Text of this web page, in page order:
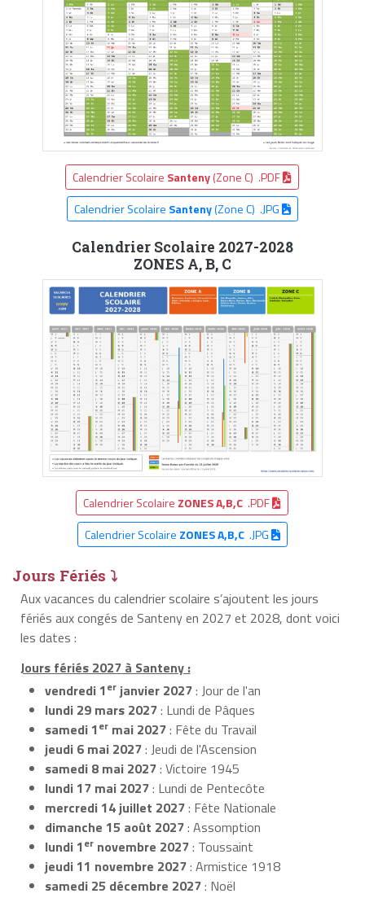
Calendrier Scolaire Santeny(Zone C) .PDF
Calendrier Scolaire Santeny(Zone C) .JPG
Calendrier Scolaire 2027-2028
ZONES A, B, C
Calendrier Scolaire ZONES A,B,C .PDF
Calendrier Scolaire ZONES A,B,C.JPG
Jours Fériés ⤵
Aux vacances du calendrier scolaire s’ajoutent les jours
fériés aux congés de Santeny en 2027 et 2028, dont voici
les dates :
Jours fériés 2027 à Santeny :
vendredi 1er janvier 2027: Jour de l'an
lundi 29 mars 2027: Lundi de Pâques
samedi 1er mai 2027: Fête du Travail
jeudi 6 mai 2027: Jeudi de l'Ascension
samedi 8 mai 2027: Victoire 1945
lundi 17 mai 2027: Lundi de Pentecôte
mercredi 14 juillet 2027: Fête Nationale
dimanche 15 août 2027: Assomption
lundi 1er novembre 2027: Toussaint
jeudi 11 novembre 2027: Armistice 1918
samedi 25 décembre 2027: Noël